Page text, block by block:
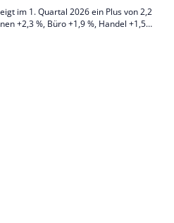
im 1. Quartal 2026 ein Plus von 2,2
+2,3 %, Büro +1,9 %, Handel +1,5
noch kaum messbar. Neue, mit
fließen in die Methodik